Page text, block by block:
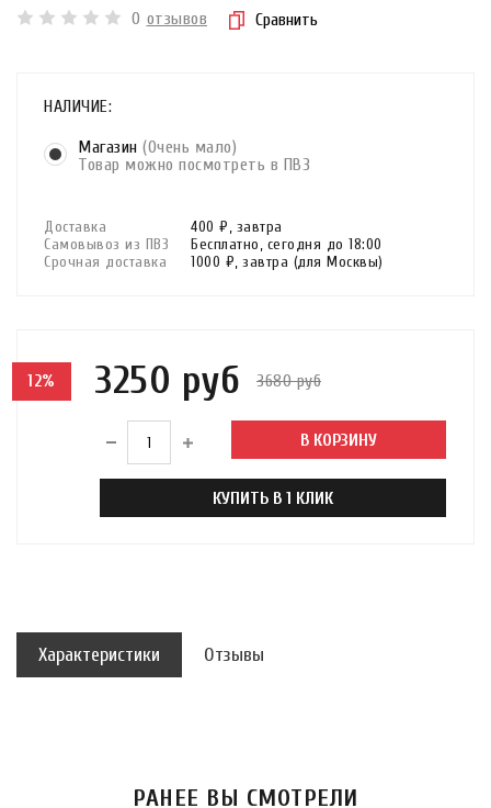
0 отзывов Сравнить
НАЛИЧИЕ:
Магазин (Очень мало)
Товар можно посмотреть в ПВЗ
Доставка 400 ₽, завтра
Самовывоз из ПВЗ
Бесплатно, сегодня до 18:00
Срочная доставка
1000 ₽, завтра (для Москвы)
12% 3250 руб 3680 руб
В КОРЗИНУ
КУПИТЬ В 1 КЛИК
Характеристики Отзывы
РАНЕЕ ВЫ СМОТРЕЛИ